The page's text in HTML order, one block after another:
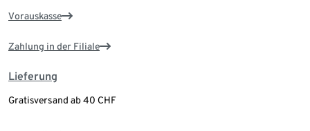
Vorauskasse
Zahlung in der Filiale
Lieferung
Gratisversand ab 40 CHF